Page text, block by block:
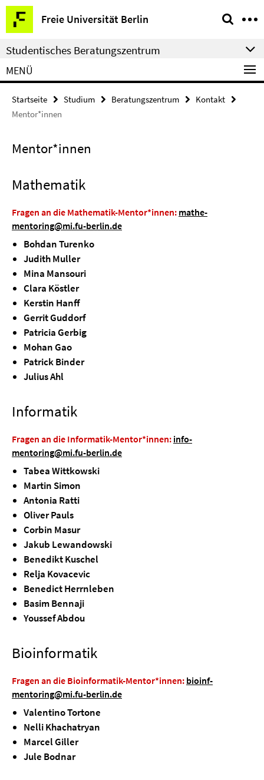
Springe
direkt
zu
Inhalt
Freie Universität Berlin
Service-
Navigation
Studentisches Beratungszentrum
MENÜ
Startseite Studium Beratungszentrum
Kontakt
Mentor*innen
Mentor*innen
Mathematik
Fragen an die Mathematik-Mentor*innen: mathe-
mentoring@mi.fu-berlin.de
Bohdan Turenko
Judith Muller
Mina Mansouri
Clara Köstler
Kerstin Hanff
Gerrit Guddorf
Patricia Gerbig
Mohan Gao
Patrick Binder
Julius Ahl
Informatik
Fragen an die Informatik-Mentor*innen: info-
mentoring@mi.fu-berlin.de
Tabea Wittkowski
Martin Simon
Antonia Ratti
Oliver Pauls
Corbin Masur
Jakub Lewandowski
Benedikt Kuschel
Relja Kovacevic
Benedict Herrnleben
Basim Bennaji
Youssef Abdou
Bioinformatik
Fragen an die Bioinformatik-Mentor*innen: bioinf-
mentoring@mi.fu-berlin.de
Valentino Tortone
Nelli Khachatryan
Marcel Giller
Jule Bodnar